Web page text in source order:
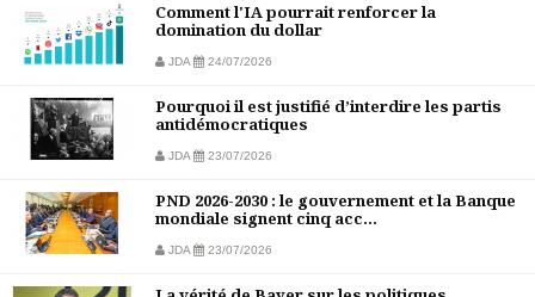
Comment l'IA pourrait renforcer la
domination du dollar
JDA 24/07/2026
Pourquoi il est justifié d’interdire les partis
antidémocratiques
JDA 23/07/2026
PND 2026-2030 : le gouvernement et la Banque
mondiale signent cinq acc...
JDA 23/07/2026